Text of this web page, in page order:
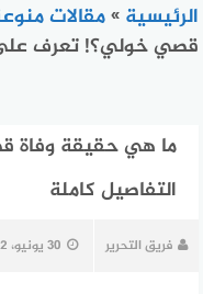
الرئيسية »مقالات
قصي خولي؟! تعرف على
ما هي حقيقة
التفاصيل كاملة
فريق التحرير 30 يونيو، 2022